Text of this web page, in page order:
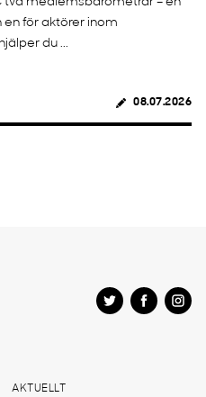
för aktörer inom
du ...
08.07.2026
AKTUELLT